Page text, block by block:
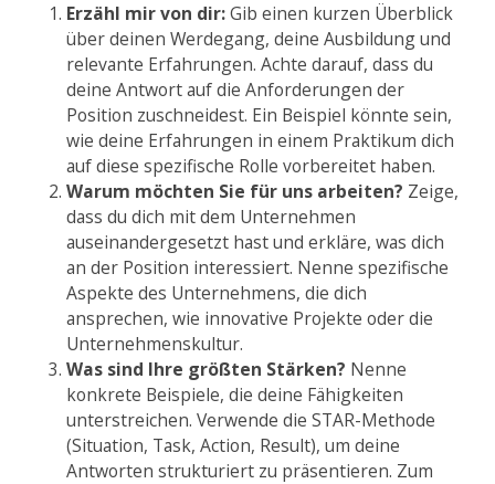
Erzähl mir von dir:Gib einen kurzen Überblick
über deinen Werdegang, deine Ausbildung und
relevante Erfahrungen. Achte darauf, dass du
deine Antwort auf die Anforderungen der
Position zuschneidest. Ein Beispiel könnte sein,
wie deine Erfahrungen in einem Praktikum dich
auf diese spezifische Rolle vorbereitet haben.
Warum möchten Sie für uns arbeiten? Zeige,
dass du dich mit dem Unternehmen
auseinandergesetzt hast und erkläre, was dich
an der Position interessiert. Nenne spezifische
Aspekte des Unternehmens, die dich
ansprechen, wie innovative Projekte oder die
Unternehmenskultur.
Was sind Ihre größten Stärken? Nenne
konkrete Beispiele, die deine Fähigkeiten
unterstreichen. Verwende die STAR-Methode
(Situation, Task, Action, Result), um deine
Antworten strukturiert zu präsentieren. Zum